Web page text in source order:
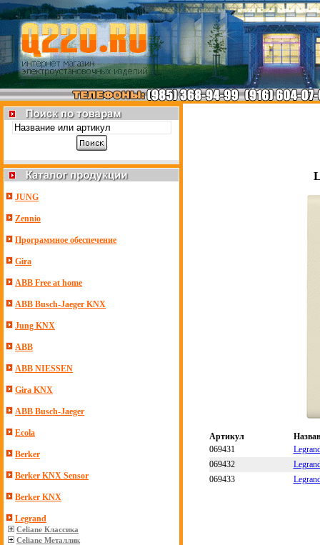
JUNG
Zennio
Программное обеспечение
Gira
ABB Free at home
ABB Busch-Jaeger KNX
Jung KNX
ABB
ABB NIESSEN
Gira KNX
ABB Busch-Jaeger
Ecola
Berker
Berker KNX Sensor
Berker KNX
Legrand
Celiane Классика
Celiane Металлик
Артикул
069431
069432
069433